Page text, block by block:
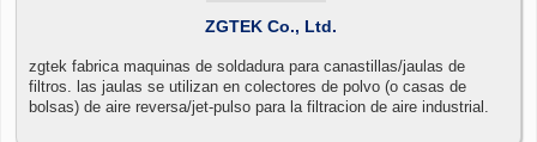
ZGTEK Co., Ltd.
zgtek fabrica maquinas de soldadura para canastillas/jaulas de
filtros. las jaulas se utilizan en colectores de polvo (o casas de
bolsas) de aire reversa/jet-pulso para la filtracion de aire industrial.